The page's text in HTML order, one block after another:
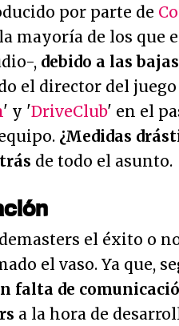
por parte de
mayoría de los que
, debido a las
el director del
' y 'DriveClub' en el
¿Medidas
de todo el asunto.
el éxito o
el vaso. Ya que,
falta de
a la hora de